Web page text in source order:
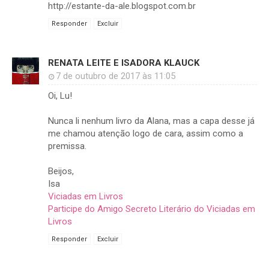
http://estante-da-ale.blogspot.com.br
Responder Excluir
RENATA LEITE E ISADORA KLAUCK
7 de outubro de 2017 às 11:05
Oi, Lu!
Nunca li nenhum livro da Alana, mas a capa desse já
me chamou atenção logo de cara, assim como a
premissa.
Beijos,
Isa
Viciadas em Livros
Participe do Amigo Secreto Literário do Viciadas em
Livros
Responder Excluir